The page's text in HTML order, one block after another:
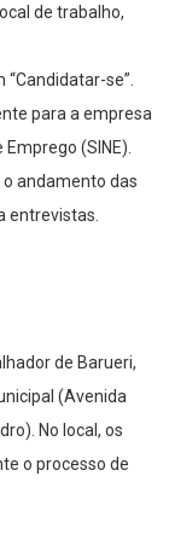
de trabalho,
se”.
para a empresa
(SINE).
andamento das
entrevistas.
de Barueri,
(Avenida
No local, os
o processo de